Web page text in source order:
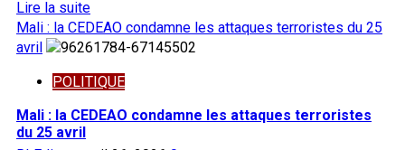
le
premier
ministre
Abdoulaye
Maïga
au
Lire la suiteEn
savoir
plus
SNC-
Bobo-
2026
‎Mali : la CEDEAO condamne les attaques terroristes du 25
avril
POLITIQUE
‎Mali : la CEDEAO condamne les attaques terroristes
du 25 avril